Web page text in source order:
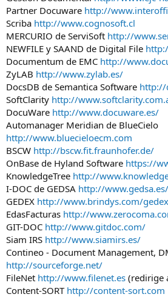
Partner Docuware http://
Scriba http://www.cognosoft.cl
MERCURIO de ServiSoft http://
NEWFILE y SAAND de Digital File
Documentum de EMC http://
ZyLAB http://www.zylab.es/
DocsDB de Semantica Software http://
SoftClarity http://
DocuWare http://www.docuware.es/
Automanager Meridian de BlueCielo
http://www.bluecieloecm.com
BSCW http://bscw.fit.fraunhofer.de/
OnBase de Hyland Software https://
KnowledgeTree http://
I-DOC de GEDSA http://www.gedsa.es/
GEDEX http://www.brindys.com/
EdasFacturas http://
GIT-DOC http://www.gitdoc.com/
Siam IRS http://www.siamirs.es/
Contineo - Document Management,
http://sourceforge.net/
FileNet http://www.filenet.es (redirige
Content-SORT http://content-sort.com